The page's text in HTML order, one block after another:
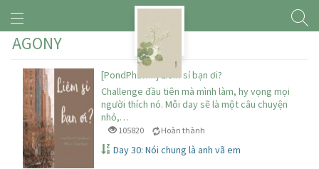
AGONY
[PondPhuwin] Liêm sỉ bạn ơi?
Challenge đầu tiên mà mình làm, hy vọng mọi
người thích nó. Mỗi day sẽ là một câu chuyện
nhỏ,…
105820 Hoàn thành
Day 30: Nói chung là anh vã em